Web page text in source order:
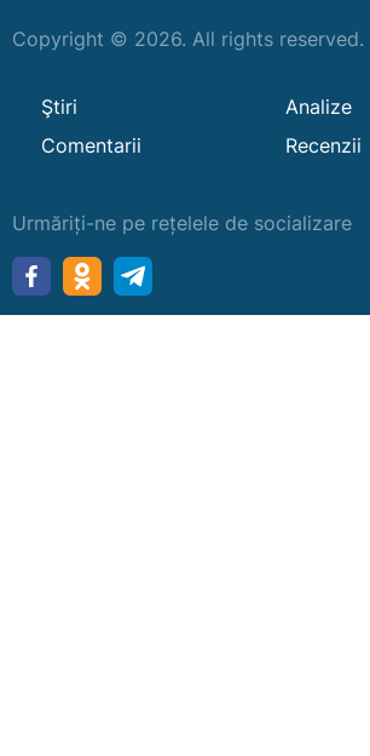
Copyright © 2026. All rights reserved.
Ştiri
Analize
Comentarii
Recenzii
Urmăriți-ne pe rețelele de socializare